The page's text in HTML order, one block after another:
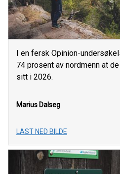
I en fersk Opinion-
74 prosent av nordmenn at
sitt i 2026.
Marius Dalseg
LAST NED BILDE